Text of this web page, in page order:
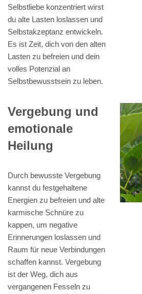
Selbstliebe konzentriert wirst
du alte Lasten loslassen und
Selbstakzeptanz entwickeln.
Es ist Zeit, dich von den alten
Lasten zu befreien und dein
volles Potenzial an
Selbstbewusstsein zu leben.
Vergebung und
emotionale
Heilung
Durch bewusste Vergebung
kannst du festgehaltene
Energien zu befreien und alte
karmische Schnüre zu
kappen, um negative
Erinnerungen loslassen und
Raum für neue Verbindungen
schaffen kannst. Vergebung
ist der Weg, dich aus
vergangenen Fesseln zu